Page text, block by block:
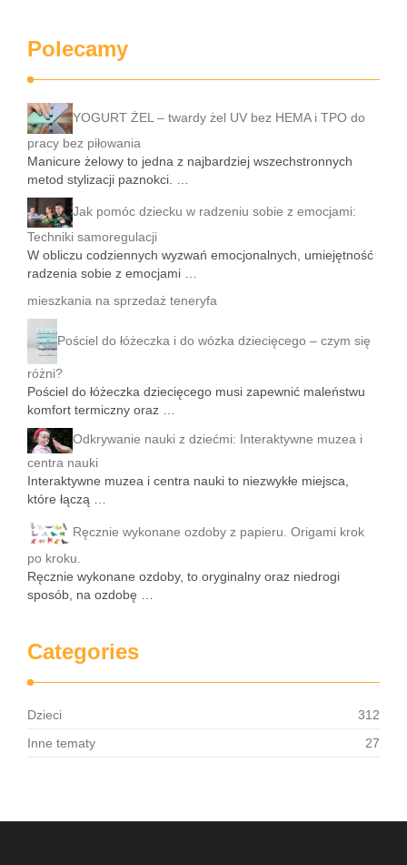
Polecamy
YOGURT ŻEL – twardy żel UV bez HEMA i TPO do
pracy bez piłowania
Manicure żelowy to jedna z najbardziej wszechstronnych
metod stylizacji paznokci. …
Jak pomóc dziecku w radzeniu sobie z emocjami:
Techniki samoregulacji
W obliczu codziennych wyzwań emocjonalnych, umiejętność
radzenia sobie z emocjami …
mieszkania na sprzedaż teneryfa
Pościel do łóżeczka i do wózka dziecięcego – czym się
różni?
Pościel do łóżeczka dziecięcego musi zapewnić maleństwu
komfort termiczny oraz …
Odkrywanie nauki z dziećmi: Interaktywne muzea i
centra nauki
Interaktywne muzea i centra nauki to niezwykłe miejsca,
które łączą …
Ręcznie wykonane ozdoby z papieru. Origami krok
po kroku.
Ręcznie wykonane ozdoby, to oryginalny oraz niedrogi
sposób, na ozdobę …
Categories
Dzieci
312
Inne tematy
27